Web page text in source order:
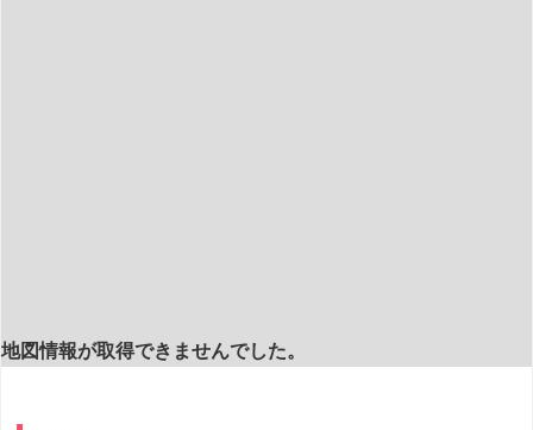
地図情報が取得できませんでした。